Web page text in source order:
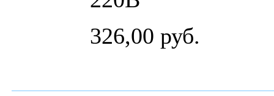
326,00 руб.